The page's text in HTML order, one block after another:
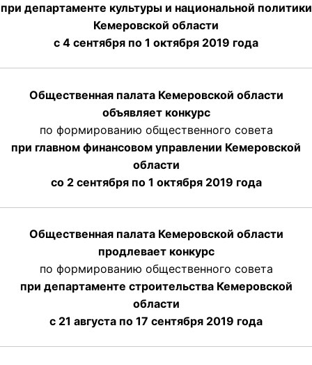
при департаменте культуры и национальной политики
Кемеровской области
с 4 сентября по 1 октября 2019 года
Общественная палата Кемеровской области
объявляет конкурс
по формированию общественного совета
при главном финансовом управлении Кемеровской
области
со 2 сентября по 1 октября 2019 года
Общественная палата Кемеровской области
продлевает конкурс
по формированию общественного совета
при департаменте строительства Кемеровской
области
с 21 августа по 17 сентября 2019 года